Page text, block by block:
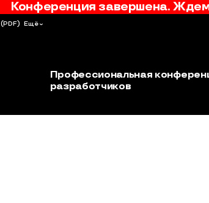
Конференция завершена.
(PDF) Ещё
Профессиональная
разработчиков